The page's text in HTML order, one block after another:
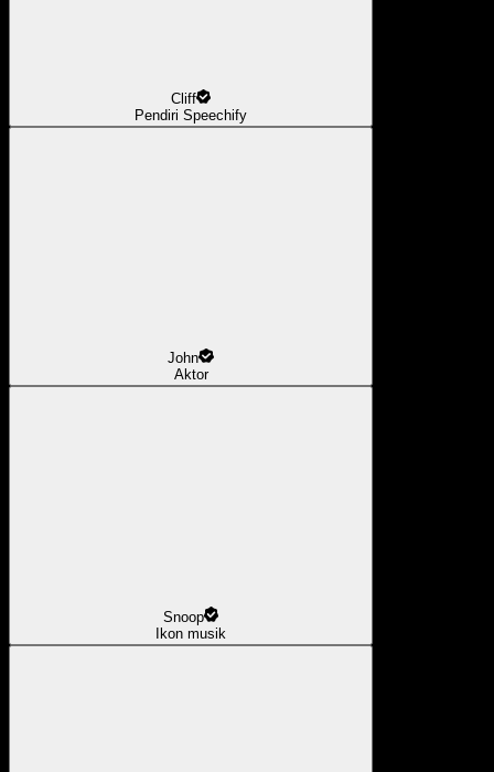
Cliff
Pendiri Speechify
John
Aktor
Snoop
Ikon musik